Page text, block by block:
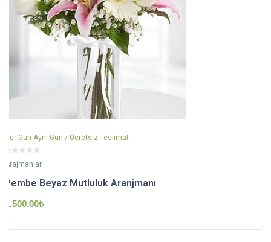
Her Gün Aynı Gün / Ücretsiz Teslimat
Arajmanlar
Pembe Beyaz Mutluluk Aranjmanı
1.500,00₺